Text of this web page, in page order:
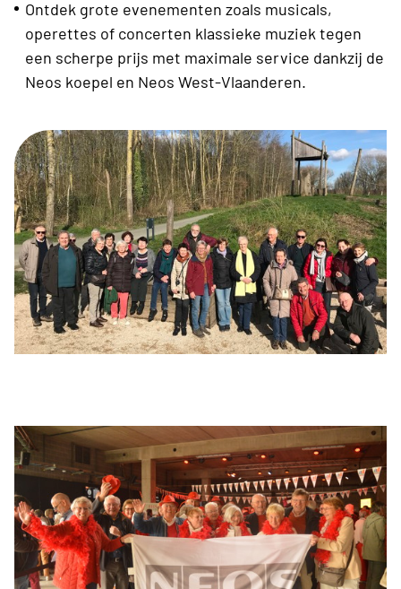
Ontdek grote evenementen zoals musicals,
operettes of concerten klassieke muziek tegen
een scherpe prijs met maximale service dankzij de
Neos koepel en Neos West-Vlaanderen.